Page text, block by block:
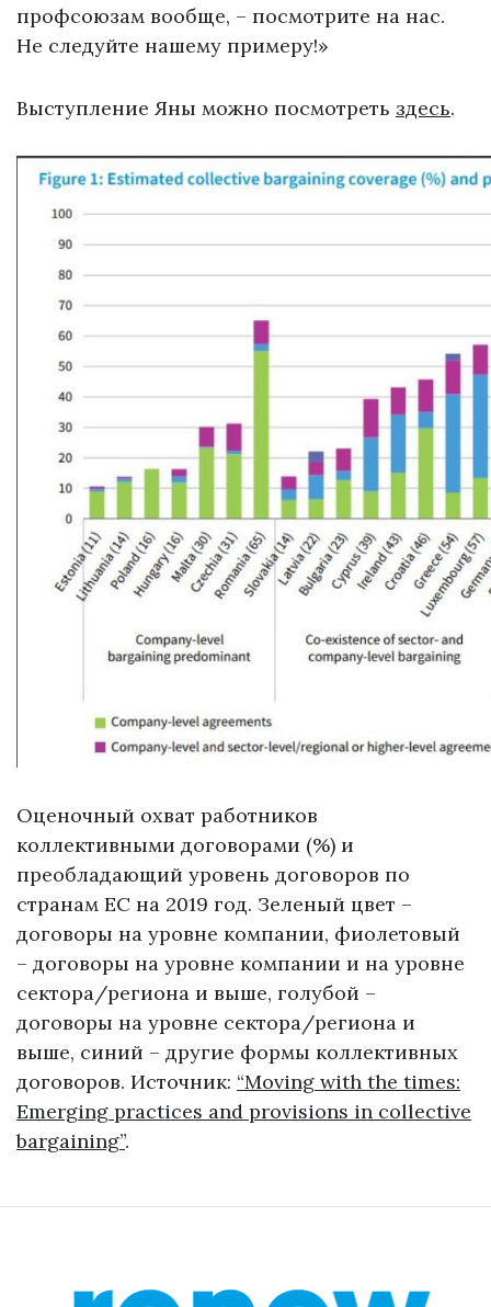
профсоюзам вообще, – посмотрите на нас.
Не следуйте нашему примеру!»
Выступление Яны можно посмотреть здесь.
Оценочный охват работников
коллективными договорами (%) и
преобладающий уровень договоров по
странам ЕС на 2019 год. Зеленый цвет –
договоры на уровне компании, фиолетовый
– договоры на уровне компании и на уровне
сектора/региона и выше, голубой –
договоры на уровне сектора/региона и
выше, синий – другие формы коллективных
договоров. Источник: “Moving with the times:
Emerging practices and provisions in collective
bargaining”.